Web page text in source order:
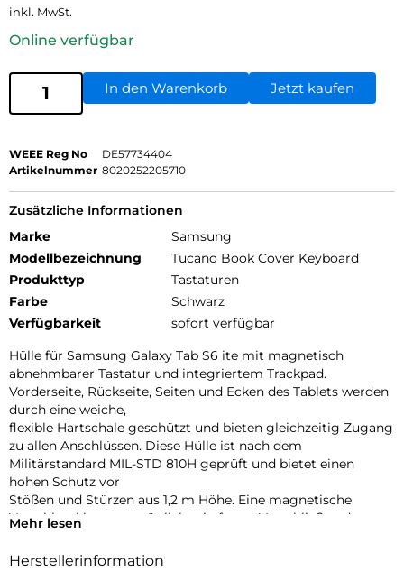
inkl. MwSt.
Online verfügbar
In den Warenkorb Jetzt kaufen
WEEE Reg No
DE57734404
Artikelnummer 8020252205710
Zusätzliche Informationen
Marke
Samsung
Modellbezeichnung
Tucano Book Cover Keyboard
Produkttyp
Tastaturen
Farbe
Schwarz
Verfügbarkeit
sofort verfügbar
Hülle für Samsung Galaxy Tab S6 ite mit magnetisch
abnehmbarer Tastatur und integriertem Trackpad.
Vorderseite, Rückseite, Seiten und Ecken des Tablets werden
durch eine weiche,
flexible Hartschale geschützt und bieten gleichzeitig Zugang
zu allen Anschlüssen. Diese Hülle ist nach dem
Militärstandard MIL-STD 810H geprüft und bietet einen
hohen Schutz vor
Stößen und Stürzen aus 1,2 m Höhe. Eine magnetische
Verschlussklappe ermöglicht ein festes Verschließen der
des Gehäuses ermöglicht jede gewünschte Aufstellposition.
Mehr lesen
Herstellerinformation